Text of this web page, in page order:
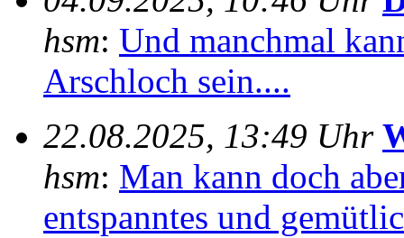
hsm: Und manchmal
Arschloch sein....
22.08.2025, 13:49 Uhr
hsm: Man kann doch
entspanntes und